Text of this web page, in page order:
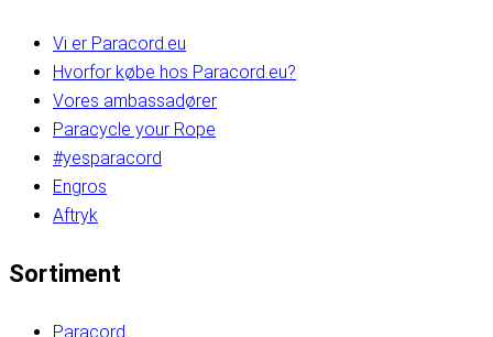
Vi er Paracord.eu
Hvorfor købe hos Paracord.eu?
Vores ambassadører
Paracycle your Rope
#yesparacord
Engros
Aftryk
Sortiment
Paracord